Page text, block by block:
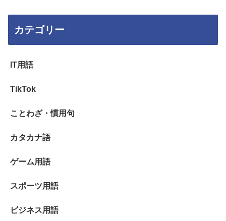
カテゴリー
IT用語
TikTok
ことわざ・慣用句
カタカナ語
ゲーム用語
スポーツ用語
ビジネス用語